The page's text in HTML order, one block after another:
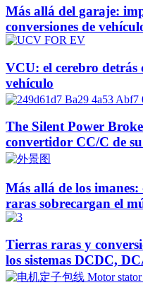
Más allá del garaje:
conversiones de
VCU: el cerebro detrás
vehículo
The Silent Power
convertidor CC/C de
Más allá de los
raras sobrecargan el
Tierras raras y
los sistemas DCDC,